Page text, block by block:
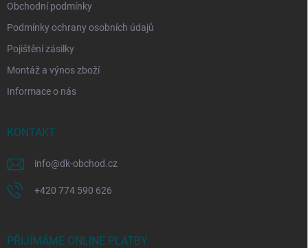
Obchodní podmínky
Podmínky ochrany osobních údajů
Pojištění zásilky
Montáž a výnos zboží
Informace o nás
KONTAKT
info@dk-obchod.cz
+420 774 590 626
PŘIJÍMÁME ONLINE PLATBY